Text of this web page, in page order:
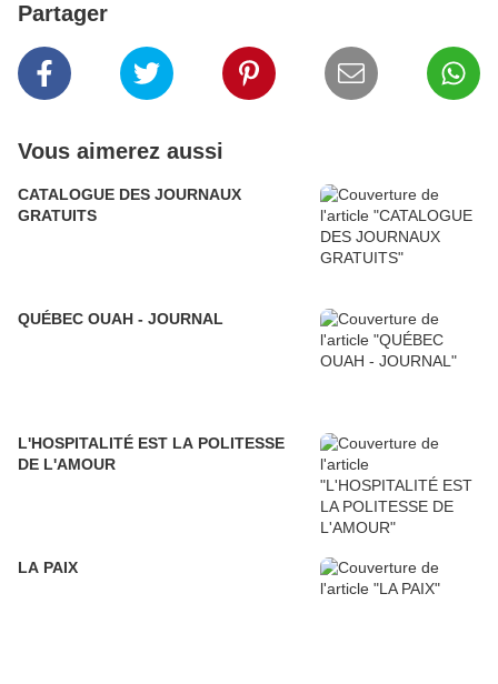
Partager
Vous aimerez aussi
CATALOGUE DES JOURNAUX
GRATUITS
QUÉBEC OUAH - JOURNAL
L'HOSPITALITÉ EST LA POLITESSE
DE L'AMOUR
LA PAIX